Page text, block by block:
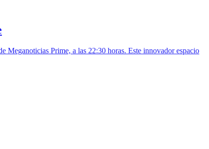
Meganoticias Prime, a las 22:30 horas. Este innovador espacio